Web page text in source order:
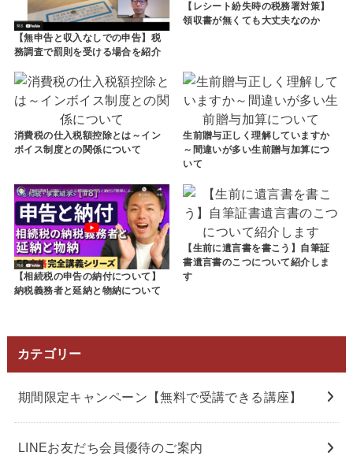
【無申告と収入なしでの申告】税
務調査で罰則を受ける場合を紹介
【レシート紛失時の税務署対策】
領収書が無くても大丈夫なのか
消費税の仕入税額控除とは～イン
ボイス制度との関係について
生前贈与正しく理解していますか
～間違いが多い生前贈与加算につ
いて
【相続税の申告の納付について】
納税義務者と延納と物納について
【生前に遺言書を書こう】自筆証
書遺言書のこつについて紹介しま
す
カテゴリー
期間限定キャンペーン【無料で受講できる講座】
LINEお友だち会員優待のご案内